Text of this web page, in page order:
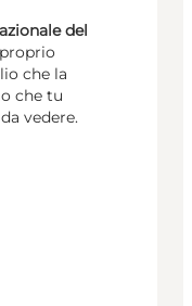
del
che la
che tu
vedere.